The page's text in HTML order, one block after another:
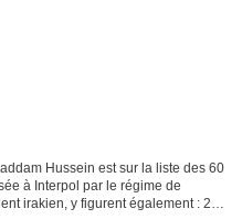
Hussein est sur la liste des 60
à Interpol par le régime de
irakien, y figurent également : 28